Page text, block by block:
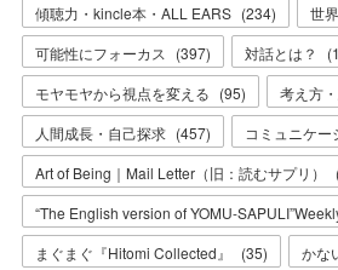
傾聴力・kincle本・ALL EARS (234) 世
可能性にフォーカス
(397) 対話とは？ (
モヤモヤから視点を変える (95) 考え方
人間成長・自己探求 (457) コミュニケー
Art of Being｜Mail Letter（旧：読むサプリ）
“The English version of YOMU-
まぐまぐ『Hitomi Collected』
(35) かな